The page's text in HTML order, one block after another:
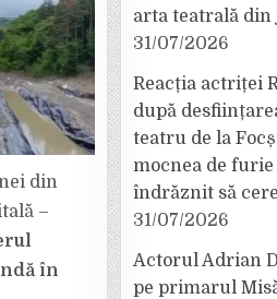
din
–
în
arta teatrală din
31/07/2026
Reacția actriței
după
teatru de la
mocnea de furie
îndrăznit să
31/07/2026
Actorul Adrian
pe primarul